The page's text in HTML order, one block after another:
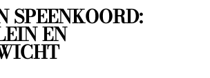
SPEENKOORD:
EN